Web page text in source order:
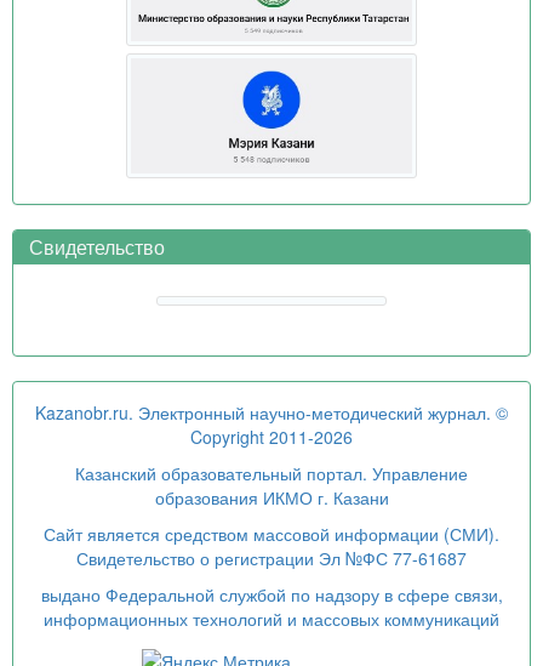
Свидетельство
Kazanobr.ru. Электронный научно-методический журнал. ©
Copyright 2011-2026
Казанский образовательный портал. Управление
образования ИКМО г. Казани
Сайт является средством массовой информации (СМИ).
Свидетельство о регистрации Эл №ФС 77-61687
выдано Федеральной службой по надзору в сфере связи,
информационных технологий и массовых коммуникаций